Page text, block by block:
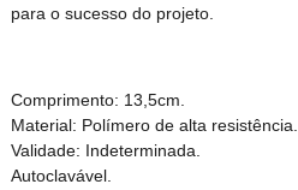
para o sucesso do projeto.
Comprimento: 13,5cm.
Material: Polímero de alta resistência.
Validade: Indeterminada.
Autoclavável.